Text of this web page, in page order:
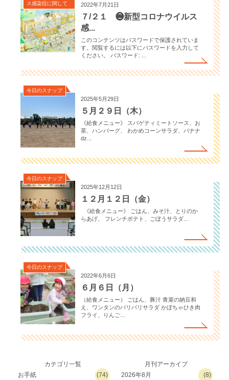
ス感染症に関して 2022年7月21日
７/２１ ❷新型コロナウイルス
感...
このコンテンツはパスワードで保護されていま
す。閲覧するには以下にパスワードを入力して
ください。 パスワード: ...
今日のスナップ
2025年5月29日
５月２９日（木）
《給食メニュー》 スパゲティミートソース、お
茶、ハンバーグ、 わかめコーンサラダ、バナナ
ǳ...
今日のスナップ
2025年12月12日
１２月１２日（金）
《給食メニュー》 ごはん、みそ汁、とりのか
らあげ、 フレンチポテト、ごぼうサラダ...
今日のスナップ
2022年6月6日
６月６日（月）
（給食メニュー） ごはん、豚汁 青菜の納豆和
え、ワンタンのパリパリサラダ かぼちゃひき肉
フライ、りんご...
カテゴリ一覧
お手紙
(74)
月刊アーカイブ
2026年8月
(8)